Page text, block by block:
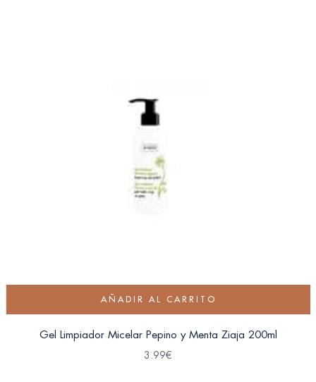
AÑADIR AL CARRITO
Gel Limpiador Micelar Pepino y Menta Ziaja 200ml
3.99€